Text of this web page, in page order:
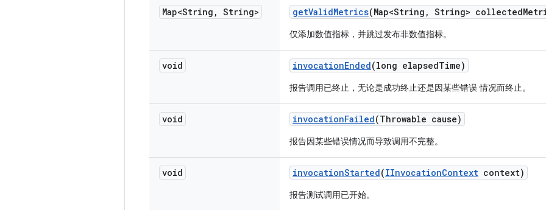
Map<String , String> getValidMetrics(Map<String , String> collected
仅添加数值指标，并跳过发布非数值指标。
void invocationEnded(long elapsedTime)
报告调用已终止，无论是成功终止还是因某些错误 情况而终止。
void invocationFailed(Throwable cause)
报告因某些错误情况而导致调用不完整。
void invocationStarted(IInvocationContext context)
报告测试调用已开始。